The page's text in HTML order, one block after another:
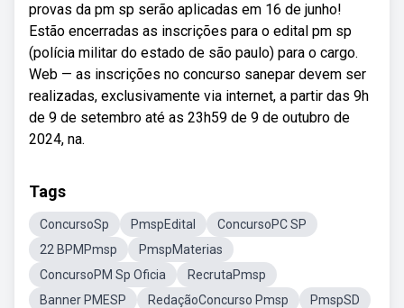
provas da pm sp serão aplicadas em 16 de junho!
Estão encerradas as inscrições para o edital pm sp
(polícia militar do estado de são paulo) para o cargo.
Web — as inscrições no concurso sanepar devem ser
realizadas, exclusivamente via internet, a partir das 9h
de 9 de setembro até as 23h59 de 9 de outubro de
2024, na.
Tags
ConcursoSp PmspEdital
ConcursoPC SP
22 BPMPmsp
PmspMaterias
ConcursoPM Sp Oficia
RecrutaPmsp
Banner PMESP
RedaçãoConcurso Pmsp
PmspSD